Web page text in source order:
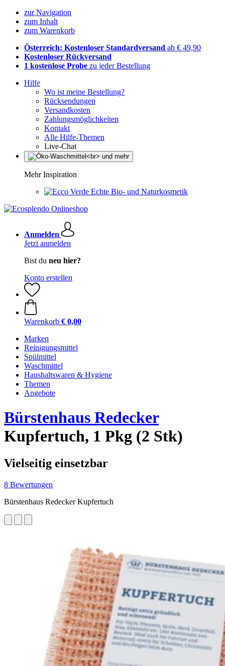
zur Navigation
zum Inhalt
zum Warenkorb
Österreich: Kostenloser Standardversand ab € 49,90
Kostenloser Rückversand
1 kostenlose Probe zu jeder Bestellung
Hilfe
Wo ist meine Bestellung?
Rücksendungen
Versandkosten
Zahlungsmöglichkeiten
Kontakt
Alle Hilfe-Themen
Live-Chat
Mehr Inspiration
Echte Bio- und Naturkosmetik
Anmelden
Jetzt anmelden
Bist du neu hier?
Konto erstellen
Warenkorb € 0,00
Marken
Reinigungsmittel
Spülmittel
Waschmittel
Haushaltswaren & Hygiene
Themen
Angebote
Bürstenhaus Redecker
Kupfertuch, 1 Pkg (2 Stk)
Vielseitig einsetzbar
8 Bewertungen
Bürstenhaus Redecker Kupfertuch